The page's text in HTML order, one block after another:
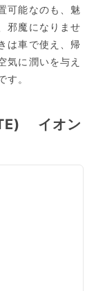
可能なのも、魅
邪魔になりませ
は車で使え、帰
気に潤いを与え
す。
イオン